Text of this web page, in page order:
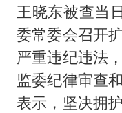
王晓东被查当
委常委会召开
严重违纪违法
监委纪律审查
表示，坚决拥